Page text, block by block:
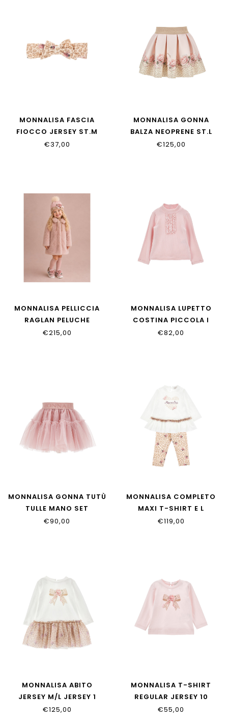
MONNALISA FASCIA
FIOCCO JERSEY ST.M
39H004_8009_0080
€37,00
MONNALISA GONNA
BALZA NEOPRENE ST.L
31H702_8651_0080
€125,00
MONNALISA PELLICCIA
RAGLAN PELUCHE
37H100_8033_0091
€215,00
MONNALISA LUPETTO
COSTINA PICCOLA I
37H617_8212_094F
€82,00
MONNALISA GONNA TUTÙ
TULLE MANO SET
37HGON_T9945_0063
€90,00
MONNALISA COMPLETO
MAXI T-SHIRT E L
39H500_8002_0180
€119,00
MONNALISA ABITO
JERSEY M/L JERSEY 1
39H900_8002_0180
€125,00
MONNALISA T-SHIRT
REGULAR JERSEY 10
39H600_8002_0091
€55,00